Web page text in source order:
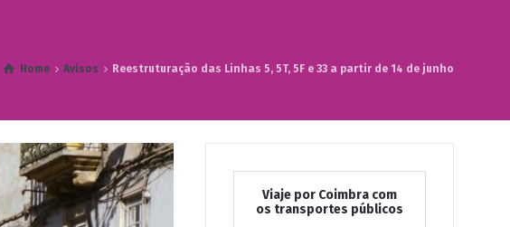
Home Avisos Reestruturação das Linhas 5, 5T, 5F e 33 a partir de 14 de junho
Viaje por Coimbra com
os transportes públicos